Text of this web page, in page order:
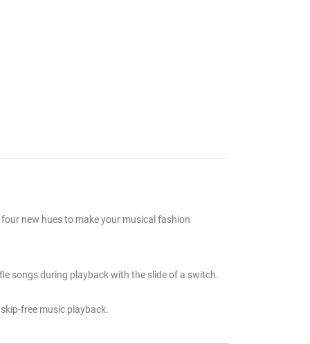
new hues to make your musical fashion
songs during playback with the slide of a switch.
free music playback.